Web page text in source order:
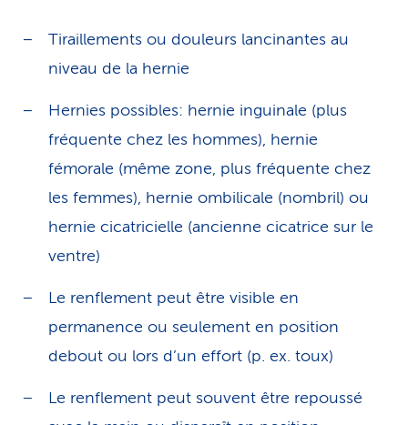
Tiraillements ou douleurs lancinantes au
niveau de la hernie
Hernies possibles: hernie inguinale (plus
fréquente chez les hommes), hernie
fémorale (même zone, plus fréquente chez
les femmes), hernie ombilicale (nombril) ou
hernie cicatricielle (ancienne cicatrice sur le
ventre)
Le renflement peut être visible en
permanence ou seulement en position
debout ou lors d’un effort (p. ex. toux)
Le renflement peut souvent être repoussé